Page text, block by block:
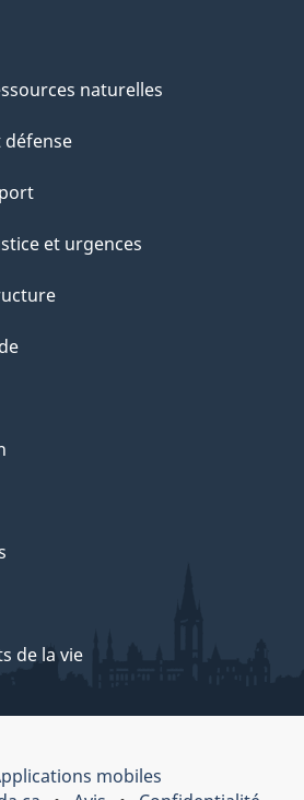
naturelles
défense
et urgences
de la vie
mobiles